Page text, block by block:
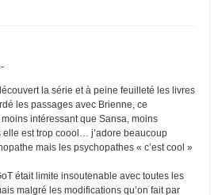
la série et à peine feuilleté les livres
les passages avec Brienne, ce
intéressant que Sansa, moins
est trop coool… j’adore beaucoup
mais les psychopathes « c’est cool »
était limite insoutenable avec toutes les
malgré les modifications qu’on fait par